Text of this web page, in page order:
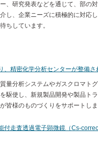
、研究発表などを通じて、部の
し、企業ニーズに積極的に対応
ちしています。
、精密化学分析センターが整備さ
量分析システムやガスクロマト
駆使し、新規製品開発や製品ト
皆様のものづくりをサポートしま
付走査透過電子顕微鏡（Cs-